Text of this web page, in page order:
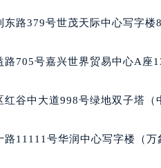
龙江省齐齐哈尔市龙沙区龙华
龙江省绥化市北林区新华街与
林省白城市洮北区明仁南街积
林省吉林市船营区河南街积家
路379号世茂天际中心写字楼
路705号嘉兴世界贸易中心A座
红谷中大道998号绿地双子塔
路11111号华润中心写字楼（万